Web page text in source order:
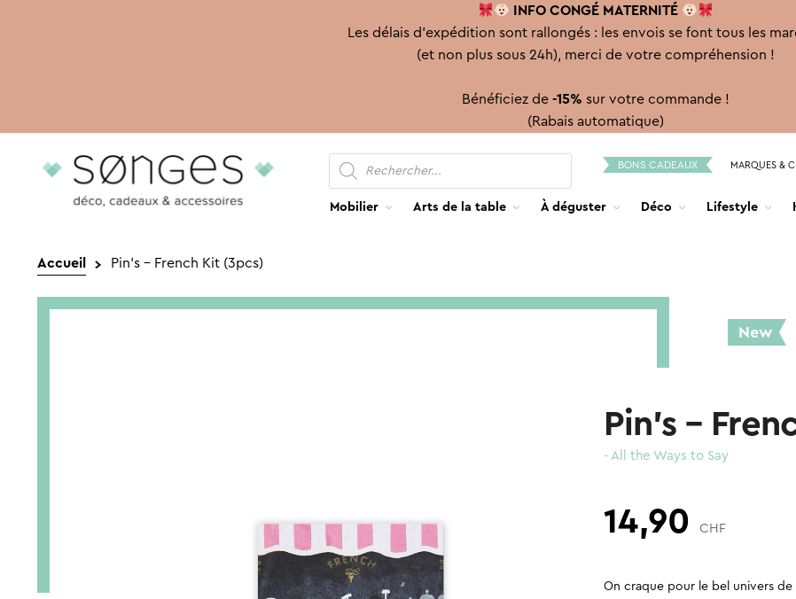
INFO CONGÉ MATERNITÉ
Les délais d'expédition sont rallongés : les envois se font tous les
(et non plus sous 24h), merci de votre compréhension !
Bénéficiez de -15% sur votre commande !
(Rabais automatique)
Aller
Aller
contenu
Recherche
de
produits
BONS CADEAUX MARQUES &
Mobilier Arts de la table À déguster Déco Lifestyle
Accueil Pin’s – French Kit (3pcs)
New
Pin’s –
- All the Ways to Say
14,90CHF
On craque pour le bel univers de